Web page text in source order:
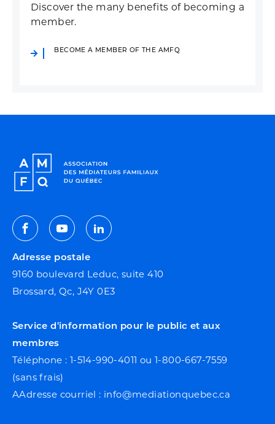
Discover the many benefits of becoming a
member.
BECOME A MEMBER OF THE AMFQ
FacebookYoutubeLinkedin
Adresse postale
9160 boulevard Leduc, suite 410
Brossard, Qc, J4Y 0E3
Service d'information pour le public et aux
membres
Téléphone : 1-514-990-4011 ou 1-800-667-7559
(sans frais)
AAdresse courriel : info@mediationquebec.ca